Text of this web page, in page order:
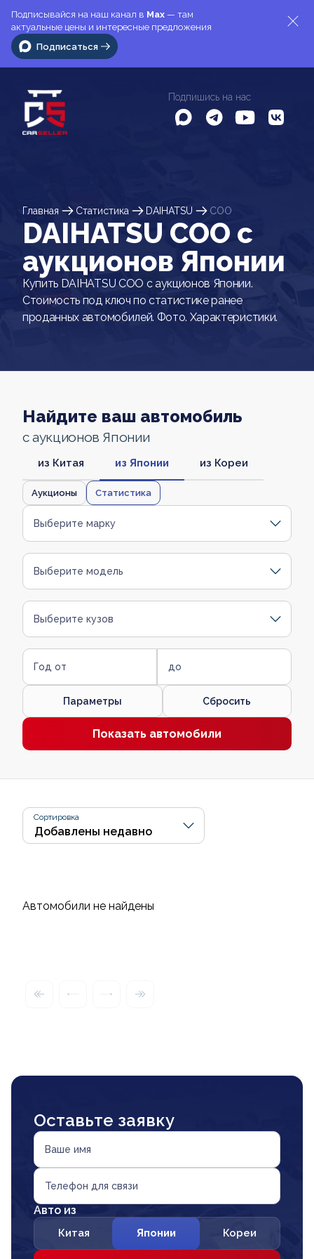
Подписывайся на наш канал в Max — там
актуальные цены и интересные предложения
Подписаться
Подпишись на нас
Главная Статистика DAIHATSU COO
DAIHATSU COO c
аукционов Японии
Купить DAIHATSU COO с аукционов Японии.
Стоимость под ключ по статистике ранее
проданных автомобилей. Фото. Характеристики.
Найдите ваш автомобиль
с аукционов Японии
из Китая из Японии из Кореи
Аукционы Статистика
Выберите марку
Выберите модель
Выберите кузов
Год от до
Параметры Сбросить
Показать автомобили
Сортировка
Автомобили не найдены
Оставьте заявку
Ваше имя
Телефон для связи
Авто из
Китая Японии Кореи